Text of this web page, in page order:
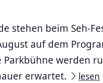
stehen beim Seh-
auf dem
Parkbühne werden
erwartet.
lesen